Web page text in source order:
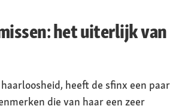
het uiterlijk van
heeft de sfinx een paar
die van haar een zeer